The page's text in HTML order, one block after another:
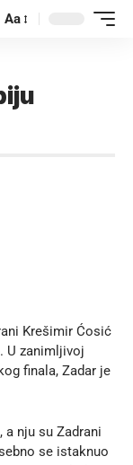
Aa
Krešimir Ćosić
. U zanimljivoj
finala, Zadar je
a nju su Zadrani
se istaknuo